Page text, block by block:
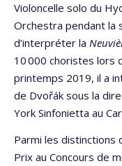
Violoncelle solo du
Orchestra pendant la
d’interpréter la
10 000 choristes lors
printemps 2019, il a
de Dvořák sous la
York Sinfonietta au
Parmi les distinctions
Prix au Concours de